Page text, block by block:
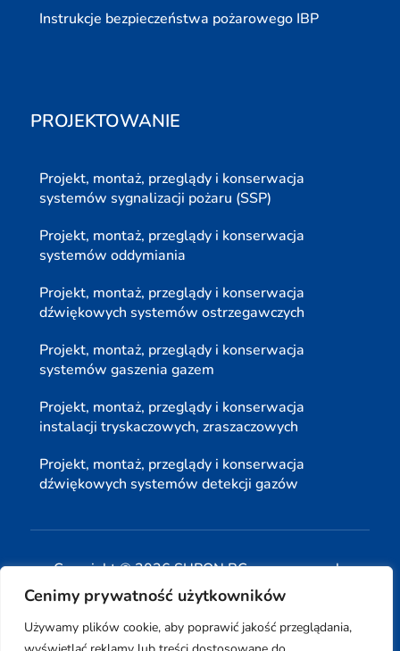
Cenimy prywatność użytkowników
Używamy plików cookie, aby poprawić jakość przeglądania,
Instrukcje bezpieczeństwa pożarowego IBP
PROJEKTOWANIE
Projekt, montaż, przeglądy i konserwacja
systemów sygnalizacji pożaru (SSP)
Projekt, montaż, przeglądy i konserwacja
systemów oddymiania
Projekt, montaż, przeglądy i konserwacja
dźwiękowych systemów ostrzegawczych
Projekt, montaż, przeglądy i konserwacja
systemów gaszenia gazem
Projekt, montaż, przeglądy i konserwacja
instalacji tryskaczowych, zraszaczowych
Projekt, montaż, przeglądy i konserwacja
dźwiękowych systemów detekcji gazów
Copyright © 2026 SUPON BC sp, z o. o. sp. k.
| Realizacja: www.woh.group